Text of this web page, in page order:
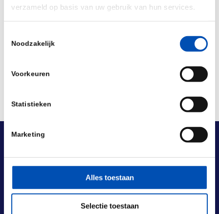
verzameld op basis van uw gebruik van hun services.
Noodzakelijk
Voorkeuren
Statistieken
Marketing
Alles toestaan
Selectie toestaan